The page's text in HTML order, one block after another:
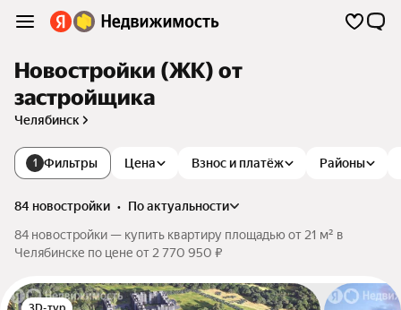
Новостройки (ЖК) от
застройщика
Челябинск
1 Фильтры Цена Взнос и платёж Районы
84 новостройки •
по актуальности
84 новостройки — купить квартиру площадью от 21 м² в
Челябинске по цене от 2 770 950 ₽